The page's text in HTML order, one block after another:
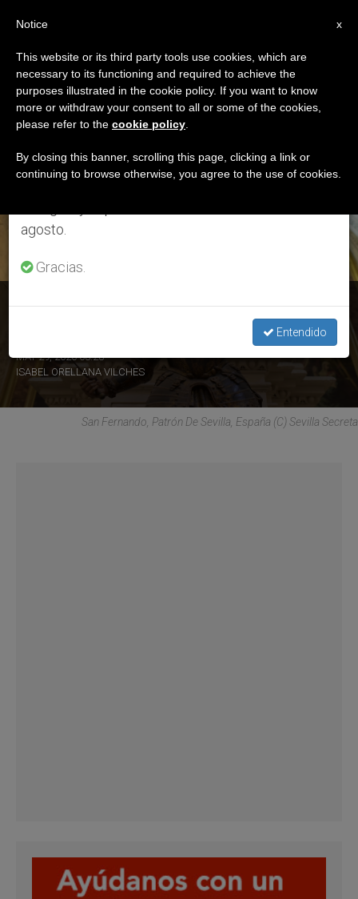
ETIQUETA
Posts Tagged ‘Alfonso
IX De León’
ÚLTIMAS NOTICIAS
Fernando III, el Santo, 30 de mayo
MAY 29, 2020 08:28
ISABEL ORELLANA VILCHES
San Fernando, Patrón De Sevilla, España (C) Sevilla Secreta
×
Aviso importante
Del 27 de julio al 7 de agosto haremos la pausa
anual, aprovechando que en el periodo de verano
se generan menos informaciones y también el
agosto.
Gracias.
Entendido
x
Notice
This website or its third party tools use cookies, which are
necessary to its functioning and required to achieve the
purposes illustrated in the cookie policy. If you want to know
more or withdraw your consent to all or some of the cookies,
please refer to the cookie policy
By closing this banner, scrolling this page, clicking a link or
continuing to browse otherwise, you agree to the use of cookies.